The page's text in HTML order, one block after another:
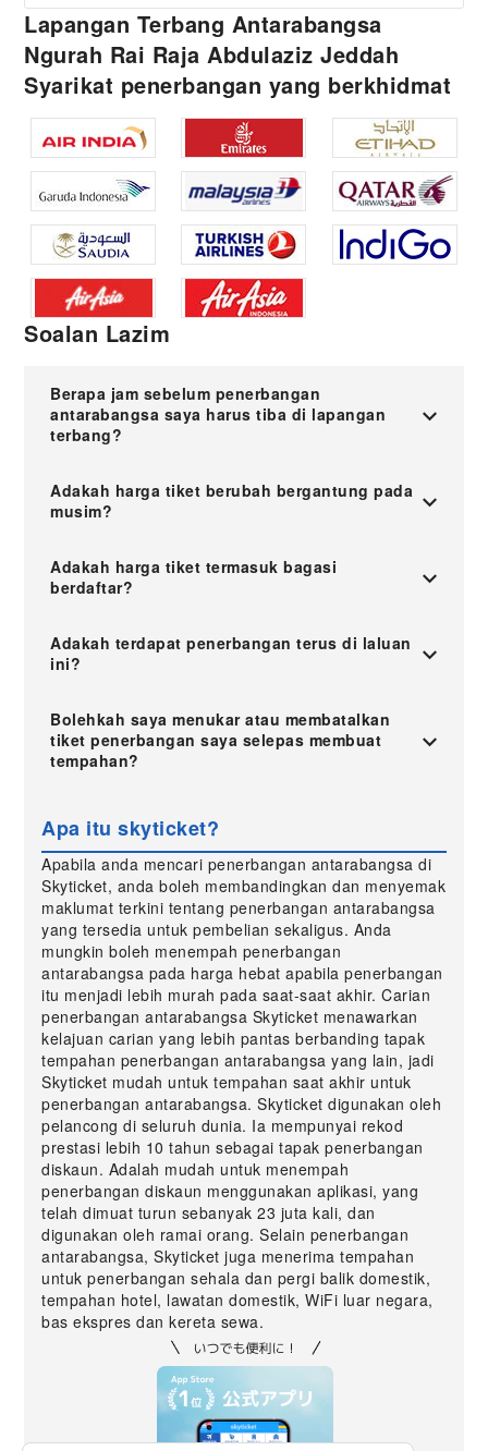
Lapangan Terbang Antarabangsa
Ngurah Rai Raja Abdulaziz Jeddah
Syarikat penerbangan yang berkhidmat
Soalan Lazim
Berapa jam sebelum penerbangan
antarabangsa saya harus tiba di lapangan
terbang?
Adakah harga tiket berubah bergantung pada
musim?
Adakah harga tiket termasuk bagasi
berdaftar?
Adakah terdapat penerbangan terus di laluan
ini?
Bolehkah saya menukar atau membatalkan
tiket penerbangan saya selepas membuat
tempahan?
Apa itu skyticket?
Apabila anda mencari penerbangan antarabangsa di
Skyticket, anda boleh membandingkan dan menyemak
maklumat terkini tentang penerbangan antarabangsa
yang tersedia untuk pembelian sekaligus. Anda
mungkin boleh menempah penerbangan
antarabangsa pada harga hebat apabila penerbangan
itu menjadi lebih murah pada saat-saat akhir. Carian
penerbangan antarabangsa Skyticket menawarkan
kelajuan carian yang lebih pantas berbanding tapak
tempahan penerbangan antarabangsa yang lain, jadi
Skyticket mudah untuk tempahan saat akhir untuk
penerbangan antarabangsa. Skyticket digunakan oleh
pelancong di seluruh dunia. Ia mempunyai rekod
prestasi lebih 10 tahun sebagai tapak penerbangan
diskaun. Adalah mudah untuk menempah
penerbangan diskaun menggunakan aplikasi, yang
telah dimuat turun sebanyak 23 juta kali, dan
digunakan oleh ramai orang. Selain penerbangan
antarabangsa, Skyticket juga menerima tempahan
untuk penerbangan sehala dan pergi balik domestik,
tempahan hotel, lawatan domestik, WiFi luar negara,
bas ekspres dan kereta sewa.